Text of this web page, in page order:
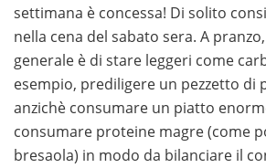
settimana è concessa! Di solito
nella cena del sabato sera. A
generale è di stare leggeri come
esempio, prediligere un pezzetto di
anzichè consumare un piatto
consumare proteine magre (come
bresaola) in modo da bilanciare il